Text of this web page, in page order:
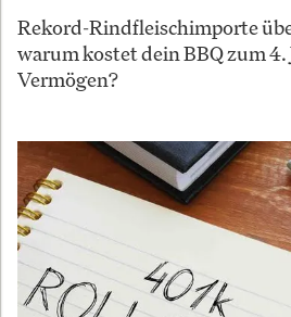
Rekord-Rindfleischimporte
warum kostet dein BBQ zum
Vermögen?